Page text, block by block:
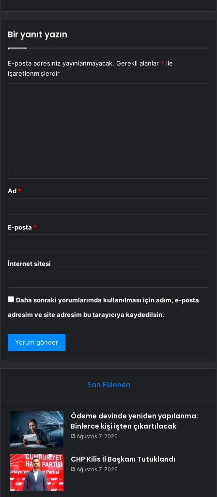
Bir yanıt yazın
E-posta adresiniz yayınlanmayacak. Gerekli alanlar * ile
işaretlenmişlerdir
Ad *
E-posta *
İnternet sitesi
Daha sonraki yorumlarımda kullanılması için adım, e-posta
adresim ve site adresim bu tarayıcıya kaydedilsin.
Son Eklenen
Ödeme devinde yeniden yapılanma:
Binlerce kişi işten çıkartılacak
Ağustos 7, 2026
CHP Kilis İl Başkanı Tutuklandı
Ağustos 7, 2026